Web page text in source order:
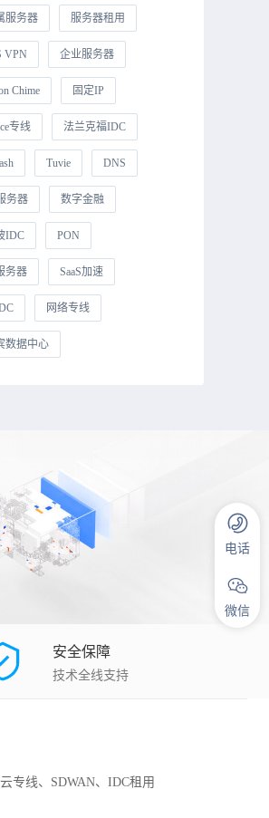
服务器 服务器租用
VPN 企业服务器
Chime 固定IP
专线 法兰克福IDC
Tuvie DNS
务器 数字金融
IDC PON
务器 SaaS加速
网络专线
数据中心
安全保障
技术全线支持
专线、SDWAN、IDC租用
电话
微信